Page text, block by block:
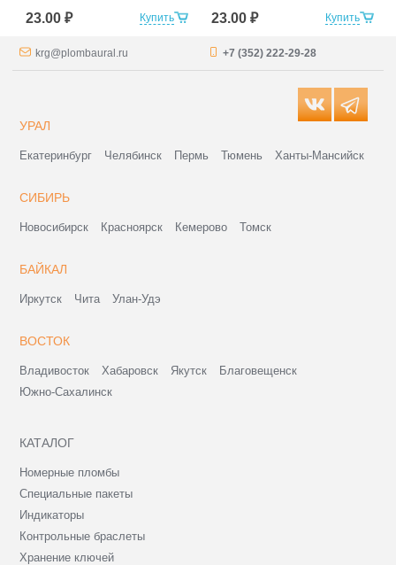
Купить
23.00 ₽ Купить
23.00 ₽
krg@plombaural.ru +7 (352) 222-29-28
УРАЛ
Екатеринбург Челябинск Пермь Тюмень Ханты-Мансийск
СИБИРЬ
Новосибирск Красноярск Кемерово Томск
БАЙКАЛ
Иркутск Чита Улан-Удэ
ВОСТОК
Владивосток Хабаровск Якутск
Благовещенск
Южно-Сахалинск
КАТАЛОГ
Номерные пломбы
Специальные пакеты
Индикаторы
Контрольные браслеты
Хранение ключей